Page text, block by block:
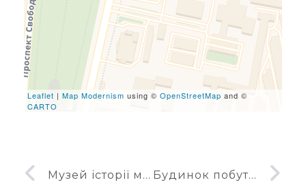
Leaflet | Map Modernism using © OpenStreetMap and ©
CARTO
Музей історії міста Дніпродзержинська Будинок побуту Лада